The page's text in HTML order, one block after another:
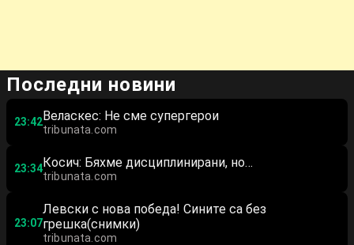
Последни новини
23:42Веласкес: Не сме супергерои
tribunata.com
23:34Косич: Бяхме дисциплинирани, но…
tribunata.com
23:07
Левски с нова победа! Сините са без
грешка(снимки)
tribunata.com